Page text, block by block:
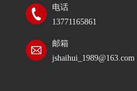
电话
13771165861
邮箱
jshaihui_1989@163.com